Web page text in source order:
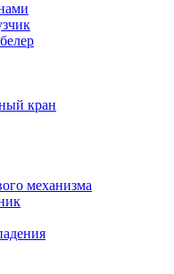
кран
механизма